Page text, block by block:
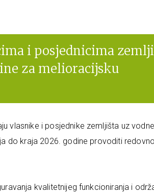
i posjednicima
za melioracijsku
vlasnike i posjednike zemljišta uz
do kraja 2026. godine provoditi
kvalitetnijeg funkcioniranja i